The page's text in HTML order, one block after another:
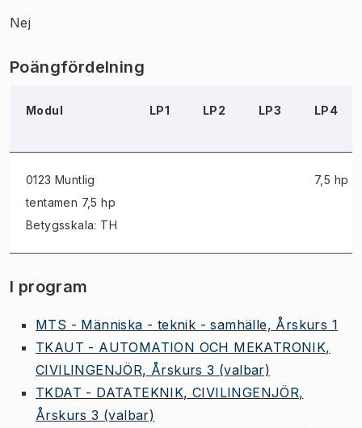
Nej
Poängfördelning
Modul LP1 LP2 LP3 LP4
0123 Muntlig
tentamen 7,5 hp
Betygsskala: TH
7,5 hp
I program
MTS - Människa - teknik - samhälle, Årskurs 1
TKAUT - AUTOMATION OCH MEKATRONIK,
CIVILINGENJÖR, Årskurs 3 (valbar)
TKDAT - DATATEKNIK, CIVILINGENJÖR,
Årskurs 3 (valbar)